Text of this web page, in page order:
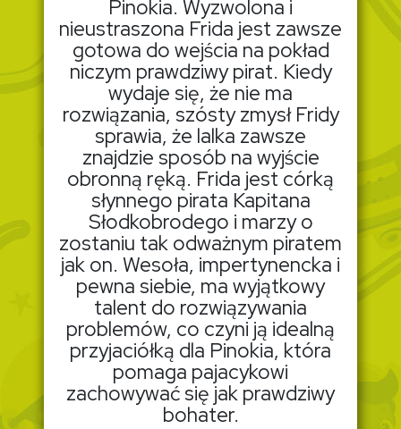
Pinokia. Wyzwolona i
nieustraszona Frida jest zawsze
gotowa do wejścia na pokład
niczym prawdziwy pirat. Kiedy
wydaje się, że nie ma
rozwiązania, szósty zmysł Fridy
sprawia, że lalka zawsze
znajdzie sposób na wyjście
obronną ręką. Frida jest córką
słynnego pirata Kapitana
Słodkobrodego i marzy o
zostaniu tak odważnym piratem
jak on. Wesoła, impertynencka i
pewna siebie, ma wyjątkowy
talent do rozwiązywania
problemów, co czyni ją idealną
przyjaciółką dla Pinokia, która
pomaga pajacykowi
zachowywać się jak prawdziwy
bohater.